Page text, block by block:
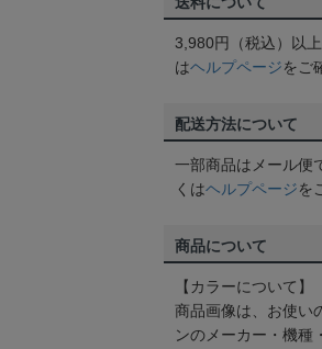
3,980円（税込）以
はヘルプページをご
配送方法について
一部商品はメール便
くはヘルプページを
商品について
【カラーについて】
商品画像は、お使い
ンのメーカー・機種